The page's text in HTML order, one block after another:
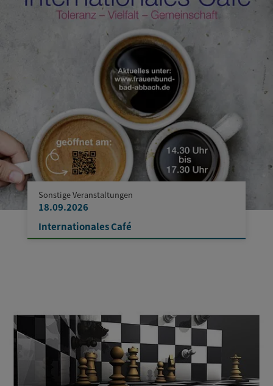
Sonstige Veranstaltungen
18.09.2026
Internationales Café